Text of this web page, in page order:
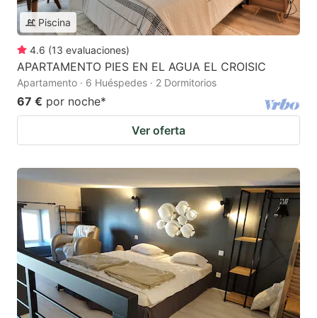
Piscina
4.6 (13 evaluaciones)
APARTAMENTO PIES EN EL AGUA EL CROISIC
Apartamento · 6 Huéspedes · 2 Dormitorios
67 € por noche*
Ver oferta